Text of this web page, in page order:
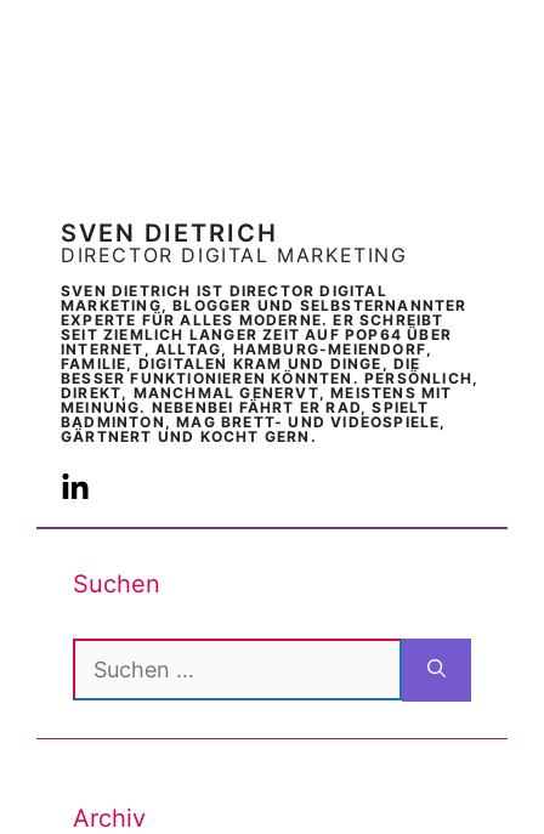
SVEN DIETRICH
DIRECTOR DIGITAL MARKETING
SVEN DIETRICH IST DIRECTOR DIGITAL
MARKETING, BLOGGER UND SELBSTERNANNTER
EXPERTE FÜR ALLES MODERNE. ER SCHREIBT
SEIT ZIEMLICH LANGER ZEIT AUF POP64 ÜBER
INTERNET, ALLTAG, HAMBURG-MEIENDORF,
FAMILIE, DIGITALEN KRAM UND DINGE, DIE
BESSER FUNKTIONIEREN KÖNNTEN. PERSÖNLICH,
DIREKT, MANCHMAL GENERVT, MEISTENS MIT
MEINUNG. NEBENBEI FÄHRT ER RAD, SPIELT
BADMINTON, MAG BRETT- UND VIDEOSPIELE,
GÄRTNERT UND KOCHT GERN.
Suchen
Suchen
Archiv